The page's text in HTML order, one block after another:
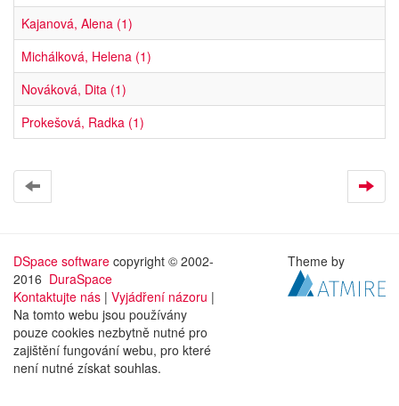
Kajanová, Alena (1)
Michálková, Helena (1)
Nováková, Dita (1)
Prokešová, Radka (1)
DSpace software copyright © 2002-
2016 DuraSpace
Kontaktujte nás | Vyjádření názoru |
Na tomto webu jsou používány
pouze cookies nezbytně nutné pro
zajištění fungování webu, pro které
není nutné získat souhlas.
Theme by